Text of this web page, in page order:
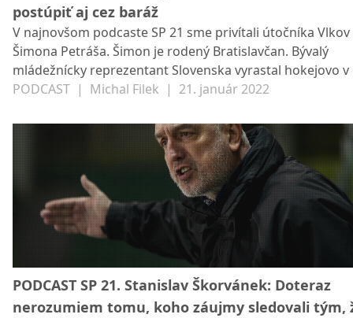
postúpiť aj cez baráž
V najnovšom podcaste SP 21 sme privítali útočníka Vlkov
Šimona Petráša. Šimon je rodený Bratislavčan. Bývalý
mládežnícky reprezentant Slovenska vyrastal hokejovo v
hrával za Slovan, aj za Zvolen. V Žiline je druhú sezónu a
sezóny. Tento rok má jediný cieľ, odčiniť to a Žiline vrátiť
extraligu. Zaujímavosťou je, že počas pôsobenia v
nedostával výplatu a keď si chcel zaplatiť odvody, musel
brigádovať. V obchode balil farby. To je však už našťastie
V Žiline našiel extraligové podmienky. FOTO: Vlci Žilina
PODCAST | Michal Filek | 21. január 2022
PODCAST SP 21. Stanislav Škorvánek: Doteraz
nerozumiem tomu, koho záujmy sledovali tým,